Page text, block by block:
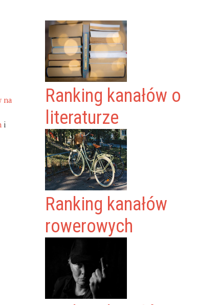
na
i
Ranking kanałów o
literaturze
Ranking kanałów
rowerowych